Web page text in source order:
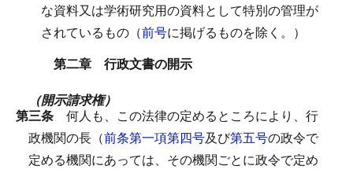
な資料又は学術研究用の資料として特別の管理が
されているもの（前号に掲げるものを除く。）
第二章 行政文書の開示
（開示請求権）
第三条 何人も、この法律の定めるところにより、行
政機関の長（前条第一項第四号及び第五号の政令で
定める機関にあっては、その機関ごとに政令で定め